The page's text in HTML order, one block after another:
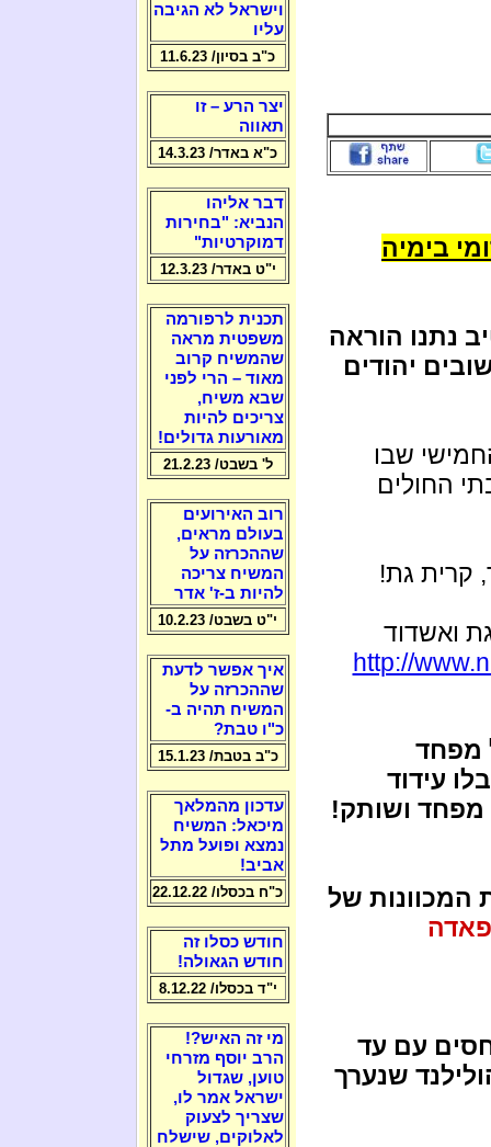
בימיה
נתנו הוראה
יהודים
שבו
החולים
קרית גת!
ואשדוד
http://
מפחד
עידוד
מפחד ושותק!
המכוונות של
עם עד
שנערך
וישראל לא הגיבה
עליו
כ"ב בסיון/ 11.6.23
יצר הרע – זו
תאווה
כ"א באדר/ 14.3.23
דבר אליהו
הנביא: "בחירות
דמוקרטיות"
י"ט באדר/ 12.3.23
תכנית לרפורמה
משפטית מראה
שהמשיח קרוב
מאוד – הרי לפני
שבא משיח,
צריכים להיות
מאורעות גדולים!
ל' בשבט/ 21.2.23
רוב האירועים
בעולם מראים,
שההכרזה על
המשיח צריכה
להיות ב-ז' אדר
י"ט בשבט/ 10.2.23
איך אפשר לדעת
שההכרזה על
המשיח תהיה ב-
כ"ו טבת?
כ"ב בטבת/ 15.1.23
עדכון מהמלאך
מיכאל: המשיח
נמצא ופועל מתל
אביב!
כ"ח בכסלו/ 22.12.22
חודש כסלו זה
חודש הגאולה!
י"ד בכסלו/ 8.12.22
מי זה האיש?!
הרב יוסף מזרחי
טוען, שגדול
ישראל אמר לו,
שצריך לצעוק
לאלוקים, שישלח